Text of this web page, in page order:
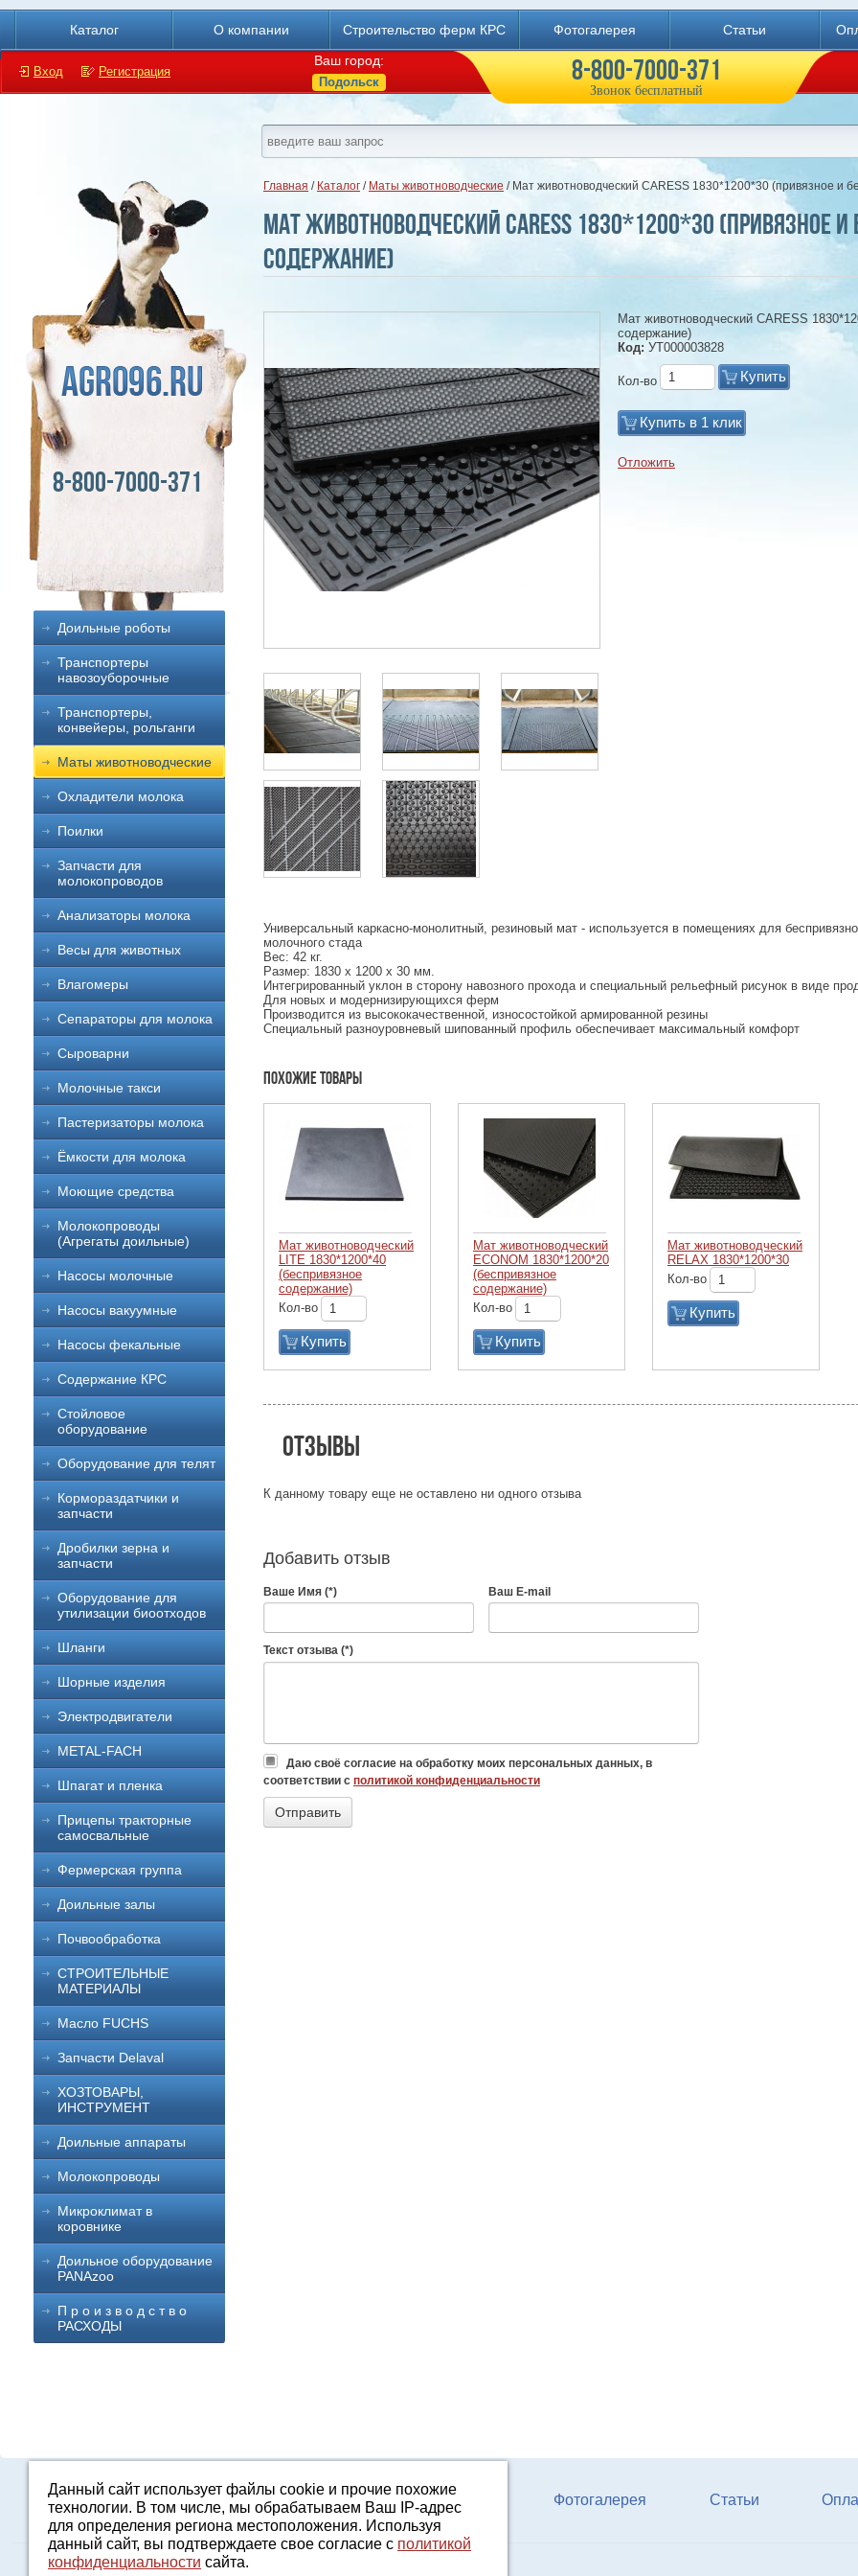
Каталог О компании Строительство ферм КРС Фотогалерея Статьи
Вход Регистрация
Ваш город:
Подольск 8-800-7000-371
Звонок бесплатный
8-800-7000-371
Доильные роботы
Транспортеры
навозоуборочные
Транспортеры,
конвейеры, рольганги
Маты животноводческие
Охладители молока
Поилки
Запчасти для
молокопроводов
Анализаторы молока
Весы для животных
Влагомеры
Сепараторы для молока
Сыроварни
Молочные такси
Пастеризаторы молока
Ёмкости для молока
Моющие средства
Молокопроводы
(Агрегаты доильные)
Насосы молочные
Насосы вакуумные
Насосы фекальные
Содержание КРС
Стойловое
оборудование
Оборудование для телят
Кормораздатчики и
запчасти
Дробилки зерна и
запчасти
Оборудование для
утилизации биоотходов
Шланги
Шорные изделия
Электродвигатели
METAL-FACH
Шпагат и пленка
Прицепы тракторные
самосвальные
Фермерская группа
Доильные залы
Почвообработка
СТРОИТЕЛЬНЫЕ
МАТЕРИАЛЫ
Масло FUCHS
Запчасти Delaval
ХОЗТОВАРЫ,
ИНСТРУМЕНТ
Доильные аппараты
Молокопроводы
Микроклимат в
коровнике
Доильное оборудование
PANAzoo
П р о и з в о д с т в о
РАСХОДЫ
Главная / Каталог / Маты животноводческие / Мат животноводческий CARESS 1830*1200*30 (привязное и
Мат животноводческий CARESS 1830*1200*30 (привязное и
содержание)
Мат животноводческий CARESS
содержание)
Код: УТ000003828
Кол-во Купить
Купить в 1 клик
Отложить
Универсальный каркасно-монолитный, резиновый мат - используется в помещениях для
молочного стада
Вес: 42 кг.
Размер: 1830 x 1200 х 30 мм.
Интегрированный уклон в сторону навозного прохода и специальный рельефный рисунок в виде
Для новых и модернизирующихся ферм
Производится из высококачественной, износостойкой армированной резины
Специальный разноуровневый шипованный профиль обеспечивает максимальный комфорт
Похожие товары
Мат животноводческий
LITE 1830*1200*40
(беспривязное
содержание)
Кол-во
Купить
Мат животноводческий
ECONOM 1830*1200*20
(беспривязное
содержание)
Кол-во
Купить
Мат животноводческий
RELAX 1830*1200*30
Кол-во
Купить
Отзывы
К данному товару еще не оставлено ни одного отзыва
Добавить отзыв
Ваше Имя (*) Ваш E-mail
Текст отзыва (*)
Даю своё согласие на обработку моих персональных данных, в
соответствии с политикой конфиденциальности
Каталог О компании Строительство ферм КРС Фотогалерея Статьи
Данный сайт использует файлы cookie и прочие похожие
технологии. В том числе, мы обрабатываем Ваш IP-адрес
для определения региона местоположения. Используя
данный сайт, вы подтверждаете свое согласие с политикой
конфиденциальности сайта.